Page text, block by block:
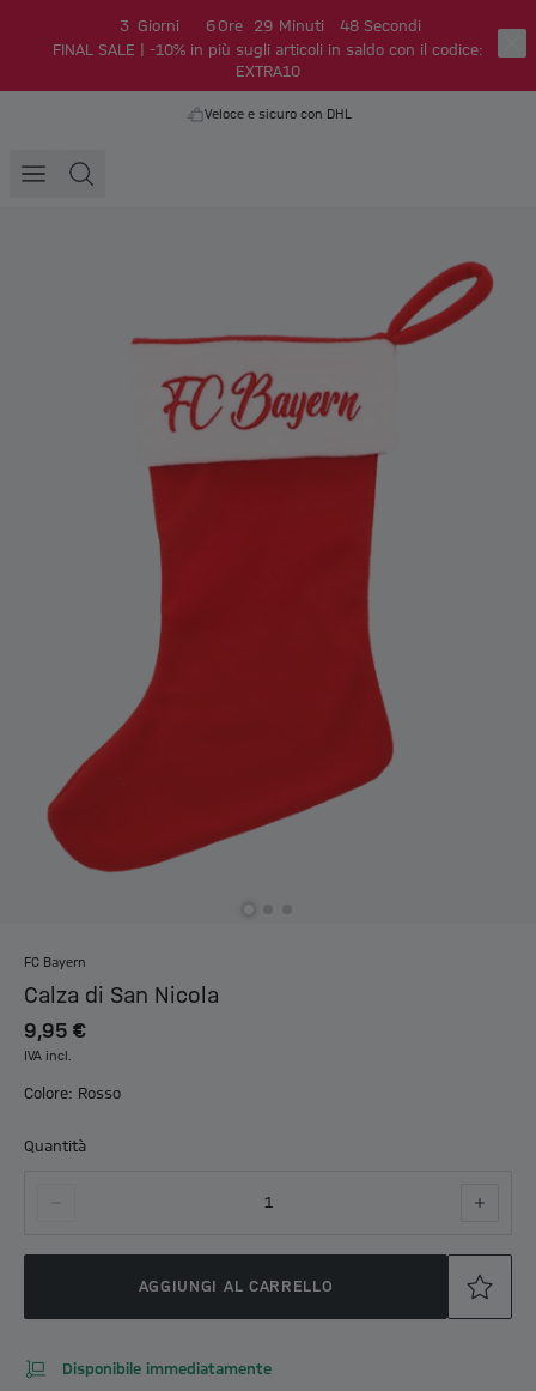
3 Giorni 6 Ore 29 Minuti 48 Secondi
FINAL SALE | -10% in più sugli articoli in saldo con il codice:
EXTRA10
Veloce e sicuro con DHL
FC Bayern
Calza di San Nicola
9,95 €
IVA incl.
Colore: Rosso
Quantità
1
AGGIUNGI AL CARRELLO
Disponibile immediatamente